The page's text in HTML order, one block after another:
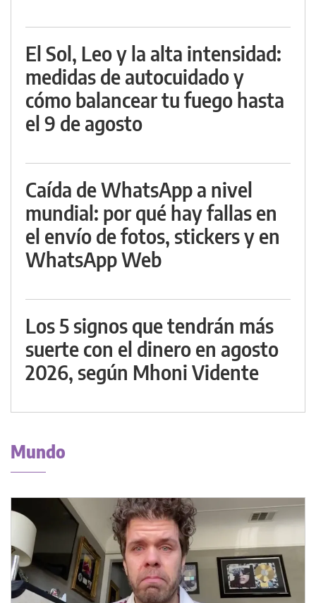
El Sol, Leo y la alta intensidad:
medidas de autocuidado y
cómo balancear tu fuego hasta
el 9 de agosto
Caída de WhatsApp a nivel
mundial: por qué hay fallas en
el envío de fotos, stickers y en
WhatsApp Web
Los 5 signos que tendrán más
suerte con el dinero en agosto
2026, según Mhoni Vidente
Mundo